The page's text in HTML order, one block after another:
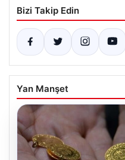
Bizi Takip Edin
Yan Manşet